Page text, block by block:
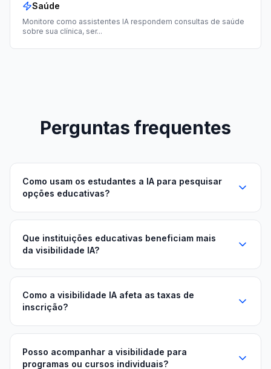
Saúde
Monitore como assistentes IA respondem consultas de saúde
sobre sua clínica, ser...
Perguntas frequentes
Como usam os estudantes a IA para pesquisar
opções educativas?
Que instituições educativas beneficiam mais
da visibilidade IA?
Como a visibilidade IA afeta as taxas de
inscrição?
Posso acompanhar a visibilidade para
programas ou cursos individuais?